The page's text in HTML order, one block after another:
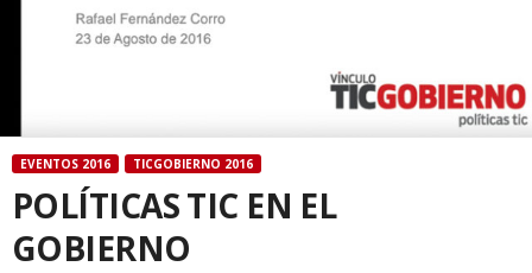
EVENTOS 2016 TICGOBIERNO 2016
POLÍTICAS TIC EN EL
GOBIERNO